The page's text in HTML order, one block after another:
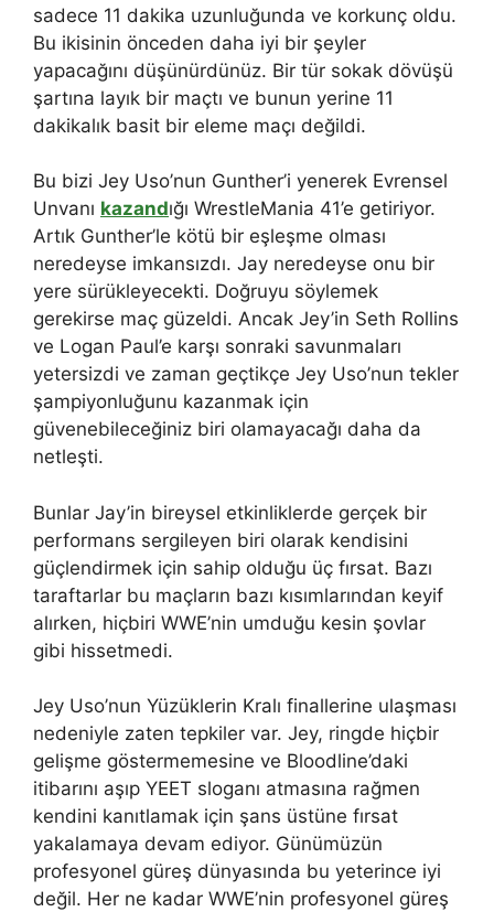
sadece 11 dakika uzunluğunda ve korkunç oldu.
Bu ikisinin önceden daha iyi bir şeyler
yapacağını düşünürdünüz. Bir tür sokak dövüşü
şartına layık bir maçtı ve bunun yerine 11
dakikalık basit bir eleme maçı değildi.
Bu bizi Jey Uso’nun Gunther’i yenerek Evrensel
Unvanı kazandığı WrestleMania 41’e getiriyor.
Artık Gunther’le kötü bir eşleşme olması
neredeyse imkansızdı. Jay neredeyse onu bir
yere sürükleyecekti. Doğruyu söylemek
gerekirse maç güzeldi. Ancak Jey’in Seth Rollins
ve Logan Paul’e karşı sonraki savunmaları
yetersizdi ve zaman geçtikçe Jey Uso’nun tekler
şampiyonluğunu kazanmak için
güvenebileceğiniz biri olamayacağı daha da
netleşti.
Bunlar Jay’in bireysel etkinliklerde gerçek bir
performans sergileyen biri olarak kendisini
güçlendirmek için sahip olduğu üç fırsat. Bazı
taraftarlar bu maçların bazı kısımlarından keyif
alırken, hiçbiri WWE’nin umduğu kesin şovlar
gibi hissetmedi.
Jey Uso’nun Yüzüklerin Kralı finallerine ulaşması
nedeniyle zaten tepkiler var. Jey, ringde hiçbir
gelişme göstermemesine ve Bloodline’daki
itibarını aşıp YEET sloganı atmasına rağmen
kendini kanıtlamak için şans üstüne fırsat
yakalamaya devam ediyor. Günümüzün
profesyonel güreş dünyasında bu yeterince iyi
değil. Her ne kadar WWE’nin profesyonel güreş